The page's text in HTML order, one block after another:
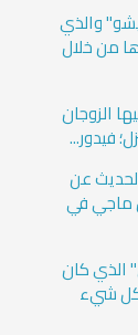
والذي
من خلال
الزوجان
فيدور...
عن
ماجي في
الذي كان
كل شيء